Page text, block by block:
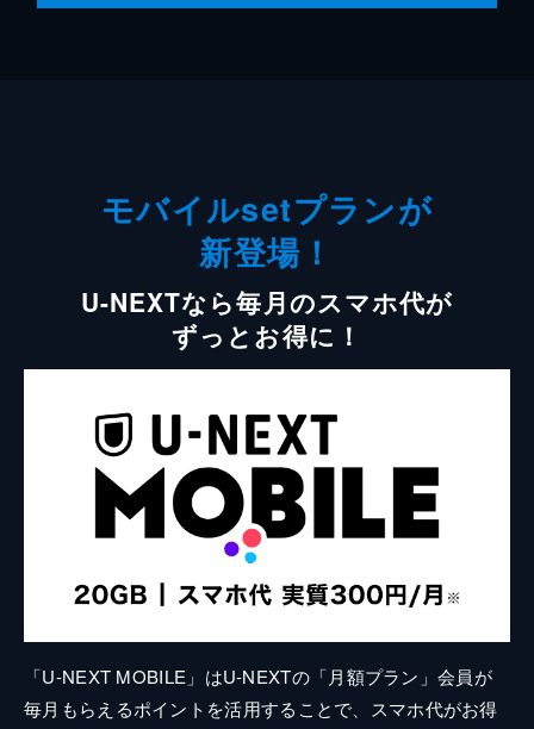
モバイルsetプランが
新登場！
U-NEXTなら毎月のスマホ代が
ずっとお得に！
「U-NEXT MOBILE」はU-NEXTの「月額プラン」会員が
毎月もらえるポイントを活用することで、スマホ代がお得